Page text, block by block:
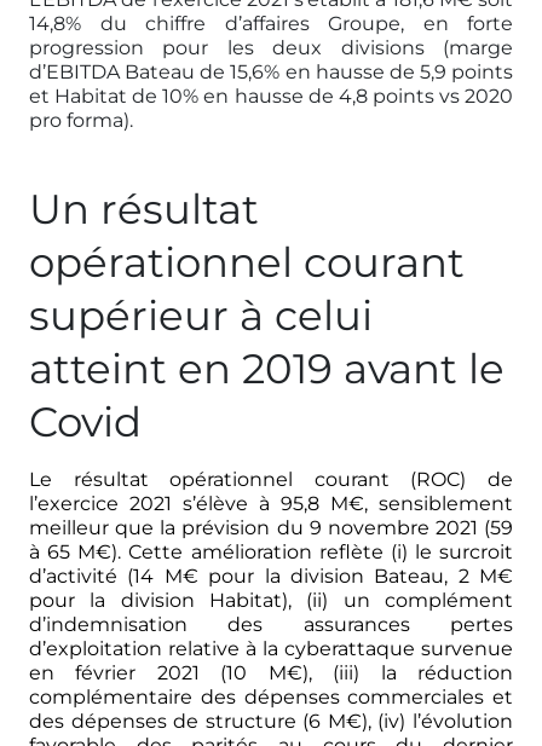
14,8% du chiffre d’affaires Groupe, en forte
progression pour les deux divisions (marge
d’EBITDA Bateau de 15,6% en hausse de 5,9 points
et Habitat de 10% en hausse de 4,8 points vs 2020
pro forma).
Un résultat
opérationnel courant
supérieur à celui
atteint en 2019 avant le
Covid
Le résultat opérationnel courant (ROC) de
l’exercice 2021 s’élève à 95,8 M€, sensiblement
meilleur que la prévision du 9 novembre 2021 (59
à 65 M€). Cette amélioration reflète (i) le surcroit
d’activité (14 M€ pour la division Bateau, 2 M€
pour la division Habitat), (ii) un complément
d’indemnisation des assurances pertes
d’exploitation relative à la cyberattaque survenue
en février 2021 (10 M€), (iii) la réduction
complémentaire des dépenses commerciales et
des dépenses de structure (6 M€), (iv) l’évolution